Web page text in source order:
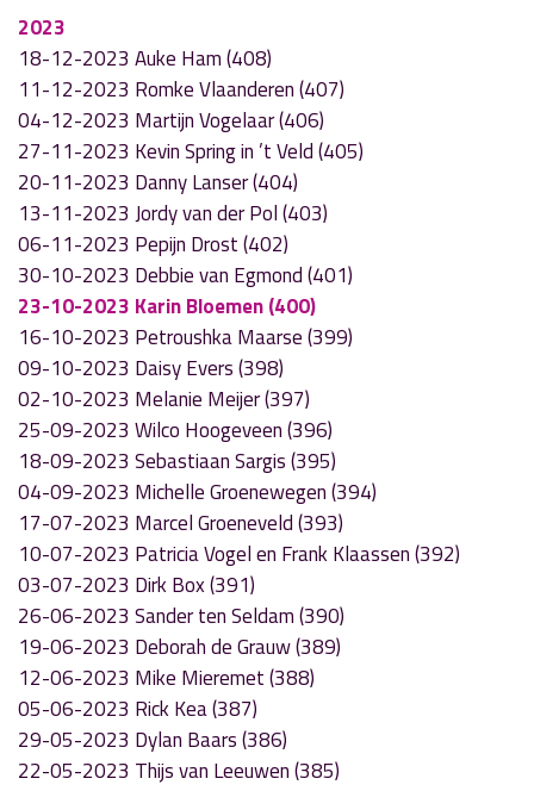
2023
18-12-2023 Auke Ham (408)
11-12-2023 Romke Vlaanderen (407)
04-12-2023 Martijn Vogelaar (406)
27-11-2023 Kevin Spring in ’t Veld (405)
20-11-2023 Danny Lanser (404)
13-11-2023 Jordy van der Pol (403)
06-11-2023 Pepijn Drost (402)
30-10-2023 Debbie van Egmond (401)
23-10-2023 Karin Bloemen (400)
16-10-2023 Petroushka Maarse (399)
09-10-2023 Daisy Evers (398)
02-10-2023 Melanie Meijer (397)
25-09-2023 Wilco Hoogeveen (396)
18-09-2023 Sebastiaan Sargis (395)
04-09-2023 Michelle Groenewegen (394)
17-07-2023 Marcel Groeneveld (393)
10-07-2023 Patricia Vogel en Frank Klaassen (392)
03-07-2023 Dirk Box (391)
26-06-2023 Sander ten Seldam (390)
19-06-2023 Deborah de Grauw (389)
12-06-2023 Mike Mieremet (388)
05-06-2023 Rick Kea (387)
29-05-2023 Dylan Baars (386)
22-05-2023 Thijs van Leeuwen (385)